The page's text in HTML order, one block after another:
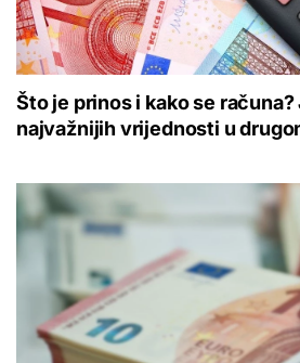
Što je prinos i kako se računa?
najvažnijih vrijednosti u